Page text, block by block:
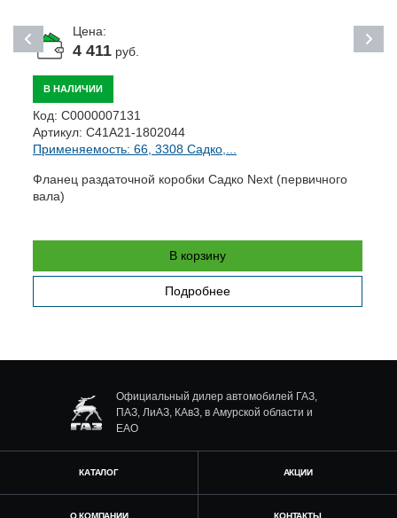
Цена:
4 411руб.
В НАЛИЧИИ
Код: С0000007131
Артикул: C41A21-1802044
Применяемость: 66, 3308 Садко,...
Фланец раздаточной коробки Садко Next (первичного
вала)
В корзину
Подробнее
Официальный дилер автомобилей ГАЗ,
ПАЗ, ЛиАЗ, КАвЗ, в Амурской области и
ЕАО
КАТАЛОГ АКЦИИ
О КОМПАНИИ КОНТАКТЫ